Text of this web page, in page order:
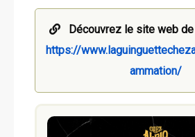
Découvrez le site web
https://
ammation/